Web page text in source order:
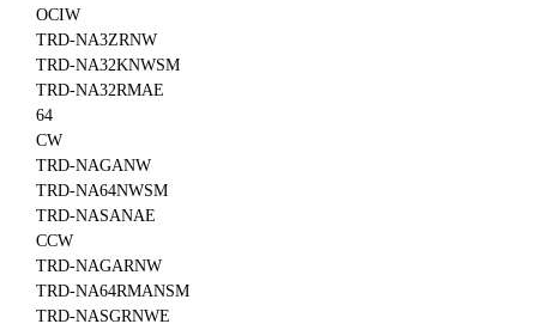
OCIW
TRD-NA3ZRNW
TRD-NA32KNWSM
TRD-NA32RMAE
64
CW
TRD-NAGANW
TRD-NA64NWSM
TRD-NASANAE
CCW
TRD-NAGARNW
TRD-NA64RMANSM
TRD-NASGRNWE